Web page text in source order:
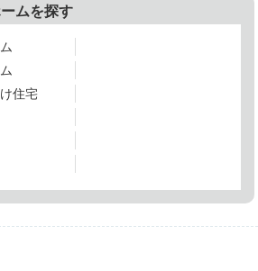
ムを探す
住宅